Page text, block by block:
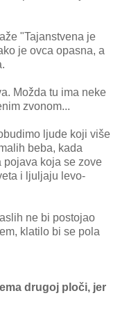
"Tajanstvena je
je ovca opasna, a
Možda tu ima neke
zvonom...
ljude koji više
beba, kada
koja se zove
i ljuljaju levo-
ne bi postojao
klatilo bi se pola
drugoj ploči, jer